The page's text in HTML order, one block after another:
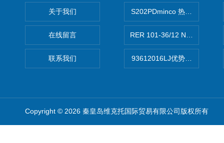
关于我们
在线留言
联系我们
S202PDminco 热电阻
RER 101-36/12 NHH离心
93612016LJ优势供应美国
Copyright © 2026 秦皇岛维克托国际贸易有限公司版权所有